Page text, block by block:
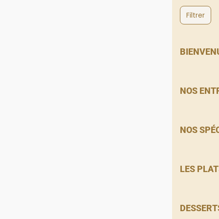
Filtrer
NOS
NOS
LES